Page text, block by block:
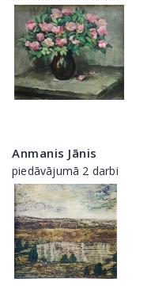
Anmanis Jānis
piedāvājumā 2 darbi